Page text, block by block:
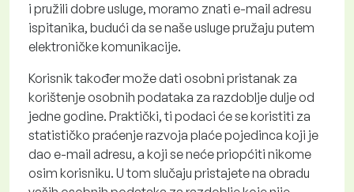
i pružili dobre usluge, moramo znati e-mail adresu
ispitanika, budući da se naše usluge pružaju putem
elektroničke komunikacije.
Korisnik također može dati osobni pristanak za
korištenje osobnih podataka za razdoblje dulje od
jedne godine. Praktički, ti podaci će se koristiti za
statističko praćenje razvoja plaće pojedinca koji je
dao e-mail adresu, a koji se neće priopćiti nikome
osim korisniku. U tom slučaju pristajete na obradu